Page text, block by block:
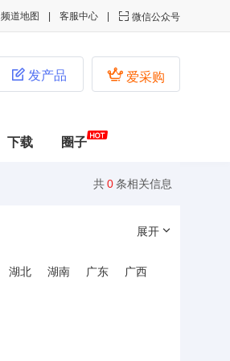
 微信公众号
客服中心
频道地图
 爱采购
 发产品
下载 圈子
共0条相关信息
展开
湖北 湖南 广东
广西